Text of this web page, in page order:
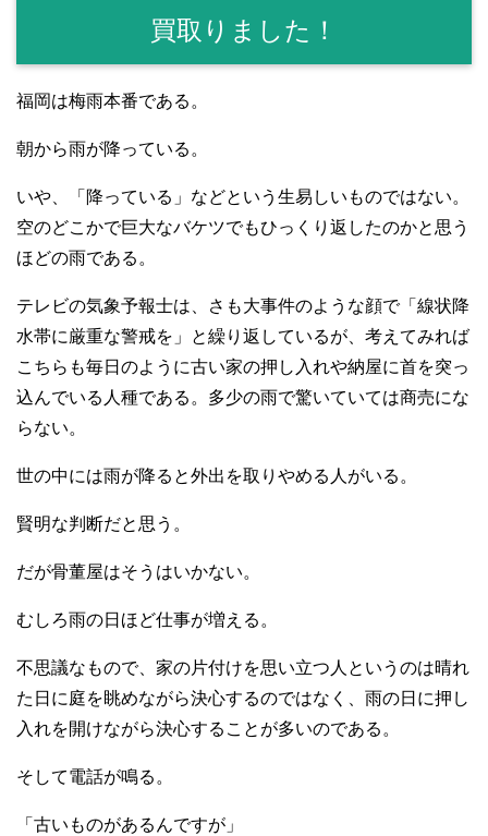
買取りました！
福岡は梅雨本番である。
朝から雨が降っている。
いや、「降っている」などという生易しいものではない。
空のどこかで巨大なバケツでもひっくり返したのかと思う
ほどの雨である。
テレビの気象予報士は、さも大事件のような顔で「線状降
水帯に厳重な警戒を」と繰り返しているが、考えてみれば
こちらも毎日のように古い家の押し入れや納屋に首を突っ
込んでいる人種である。多少の雨で驚いていては商売にな
らない。
世の中には雨が降ると外出を取りやめる人がいる。
賢明な判断だと思う。
だが骨董屋はそうはいかない。
むしろ雨の日ほど仕事が増える。
不思議なもので、家の片付けを思い立つ人というのは晴れ
た日に庭を眺めながら決心するのではなく、雨の日に押し
入れを開けながら決心することが多いのである。
そして電話が鳴る。
「古いものがあるんですが」